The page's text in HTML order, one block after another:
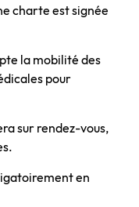
charte est signée
la mobilité des
pour
sur rendez-vous,
en